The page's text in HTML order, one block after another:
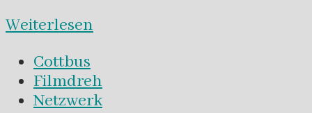
Weiterlesen
Cottbus
Filmdreh
Netzwerk